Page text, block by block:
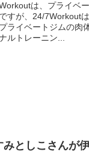
は、プライベ
すが、24/7Workout
ライベートジムの肉
ルトレーニン...
みとしこさんが